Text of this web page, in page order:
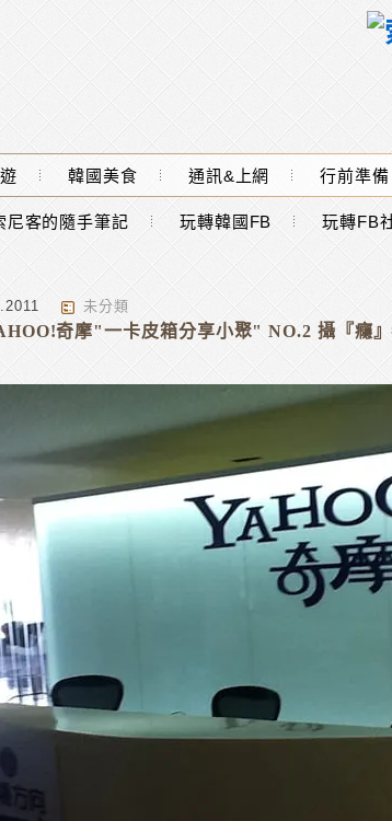
韓國美食 通訊&上網 行前準備
尼客的隨手筆記 玩轉韓國FB 玩轉FB
未分類
奇摩"一卡皮箱分享小聚" NO.2 攝『癮』